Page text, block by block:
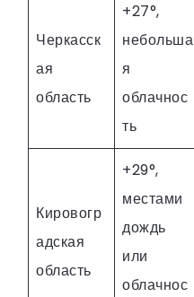
Черкасск
ая
область
+27°,
небольша
я
облачнос
ть
Кировогр
адская
область
+29°,
местами
дождь
или
облачнос